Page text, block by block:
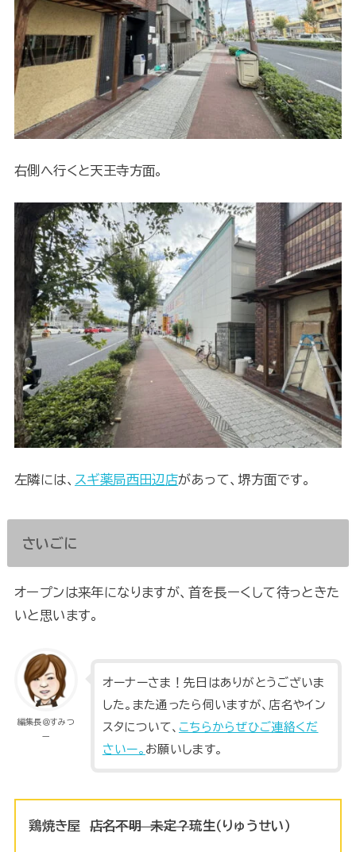
右側へ行くと天王寺方面。
左隣には、 スギ薬局西田辺店があって、堺方面です。
さいごに
オープンは来年になりますが、首を長ーくして待っときた
いと思います。
編集長＠すみつ
ー
オーナーさま！先日はありがとうございま
した。また通ったら伺いますが、店名やイン
スタについて、 こちらからぜひご連絡くだ
さいー。 お願いします。
鶏焼き屋店名不明 未定？琉生（りゅうせい）